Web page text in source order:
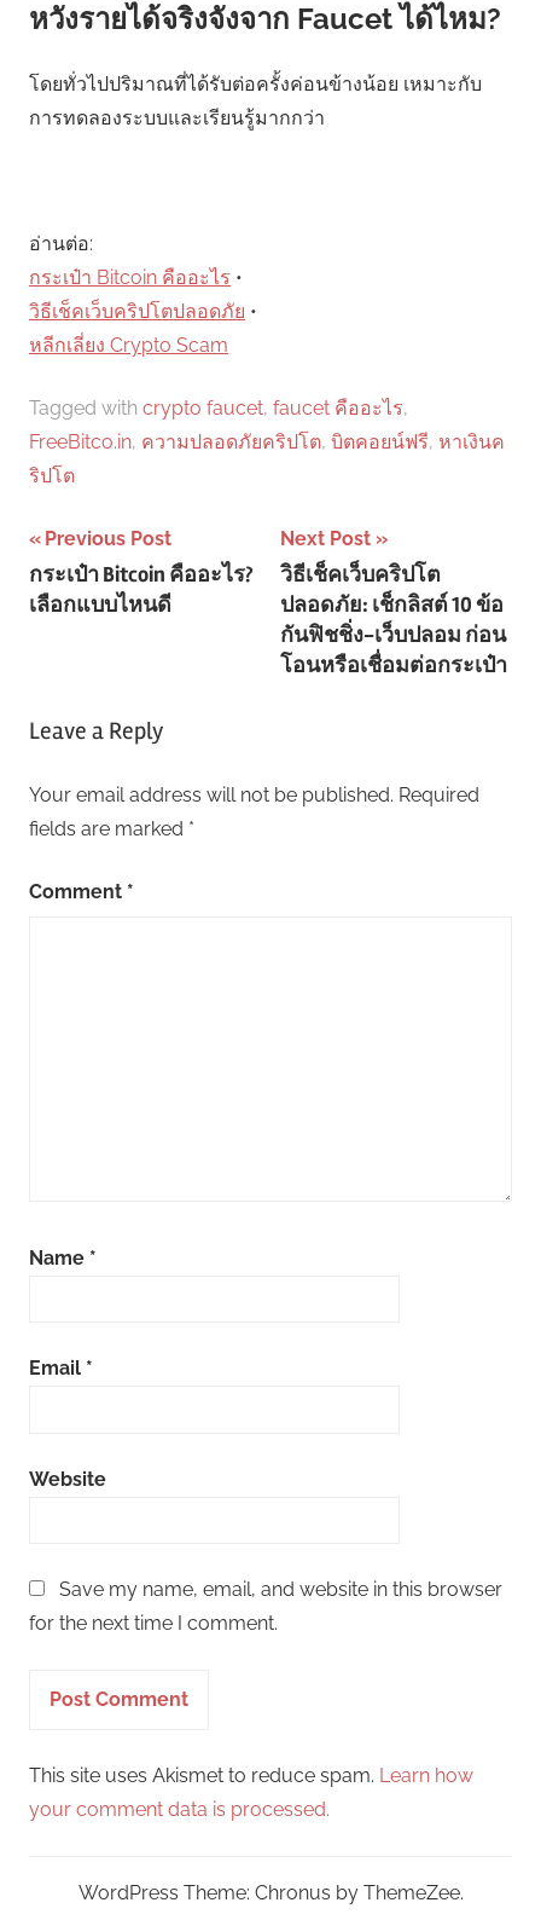
หวังรายได้จริงจังจาก Faucet ได้ไหม?
โดยทั่วไปปริมาณที่ได้รับต่อครั้งค่อนข้างน้อย เหมาะกับ
การทดลองระบบและเรียนรู้มากกว่า
อ่านต่อ:
กระเป๋า Bitcoin คืออะไร •
วิธีเช็คเว็บคริปโตปลอดภัย •
หลีกเลี่ยง Crypto Scam
Tagged with crypto faucet, faucet คืออะไร,
FreeBitco.in, ความปลอดภัยคริปโต, บิตคอยน์ฟรี, หาเงินค
ริปโต
Post
navigation
Previous Post
กระเป๋า Bitcoin คืออะไร?
เลือกแบบไหนดี
Next Post
วิธีเช็คเว็บคริปโต
ปลอดภัย: เช็กลิสต์ 10 ข้อ
กันฟิชชิ่ง-เว็บปลอม ก่อน
โอนหรือเชื่อมต่อกระเป๋า
Leave a Reply
Your email address will not be published. Required
fields are marked *
Comment *
Name *
Email *
Website
Save my name, email, and website in this browser
for the next time I comment.
This site uses Akismet to reduce spam. Learn how
your comment data is processed.
WordPress Theme: Chronus by ThemeZee.